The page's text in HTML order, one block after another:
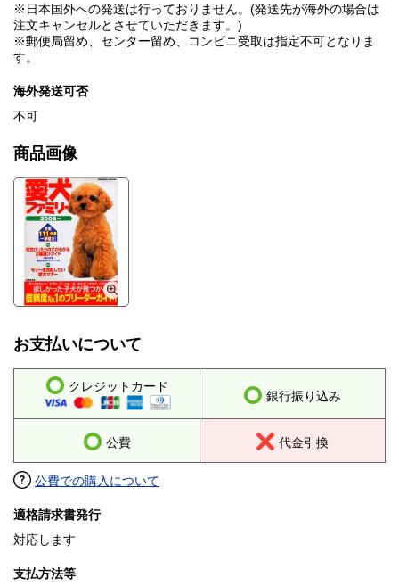
※日本国外への発送は行っておりません。(発送先が海外の場合は
注文キャンセルとさせていただきます。)
※郵便局留め、センター留め、コンビニ受取は指定不可となりま
す。
海外発送可否
不可
商品画像
お支払いについて
クレジットカード
銀行振り込み
公費 代金引換
公費での購入について
適格請求書発行
対応します
支払方法等